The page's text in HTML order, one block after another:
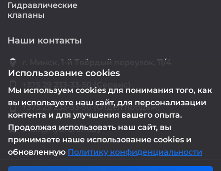
Гидравлические
клапаны
Наши контакты
location_on г. Минск, 1-й Твёрдый переулок, 11/4
smartphone +375 29 233-33-50 (Сервис)
smartphone +375 29 233-33-50 (Отдел продаж)
email mail@hydrorem.by
Использование cookies
Мы используем cookies для понимания того, как
вы используете наш сайт, для персонализации
контента и для улучшения вашего опыта.
Продолжая использовать наш сайт, вы
принимаете наше использование cookies и
обновленную Политику конфиденциальности